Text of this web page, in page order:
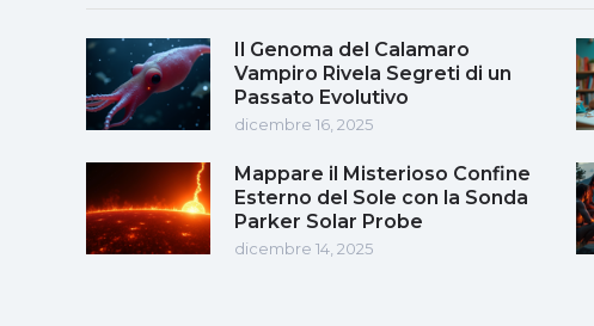
Il Genoma del Calamaro
Vampiro Rivela Segreti di un
Passato Evolutivo
dicembre 16, 2025
Mappare il Misterioso Confine
Esterno del Sole con la Sonda
Parker Solar Probe
dicembre 14, 2025